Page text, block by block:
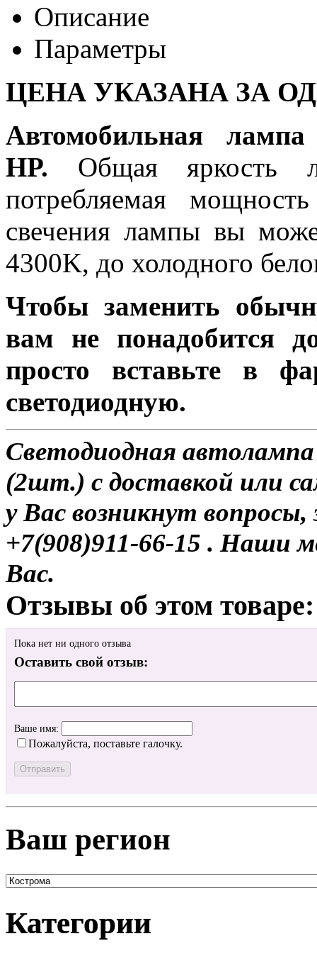
Описание
Параметры
ЦЕНА УКАЗАНА ЗА
Автомобильная
HP. Общая яркость
потребляемая
свечения лампы вы
4300K, до холодного
Чтобы заменить
вам не понадобится
просто вставьте в
светодиодную.
Светодиодная
(2шт.) с доставкой или
у Вас возникнут
+7(908)911-66-15 . Наши
Вас.
Отзывы об этом товаре:
Пока нет ни одного отзыва
Оставить свой отзыв:
Ваше имя:
Пожалуйста, поставьте галочку.
Ваш регион
Категории